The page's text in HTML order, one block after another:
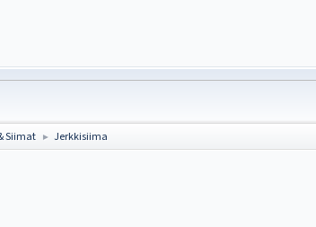
Siimat ► Jerkkisiima